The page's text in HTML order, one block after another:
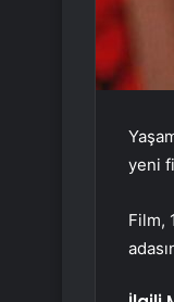
yeni
Film,